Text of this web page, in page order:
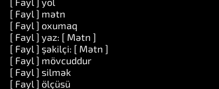
[ Fayl ] mətn
[ Fayl ] oxumaq
[ Fayl ] yaz: [ Mətn ]
[ Fayl ] şəkilçi: [ Mətn ]
[ Fayl ] mövcuddur
[ Fayl ] silmək
[ Fayl ] ölçüsü